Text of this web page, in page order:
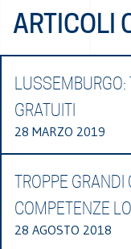
ARTICOLI
LUSSEMBURGO:
GRATUITI
28 MARZO 2019
TROPPE GRANDI
COMPETENZE
28 AGOSTO 2018